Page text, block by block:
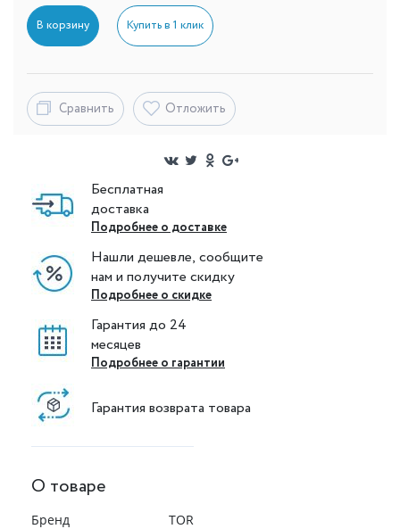
В корзину Купить в 1 клик
Сравнить Отложить
Бесплатная
доставка
Подробнее о доставке
Нашли дешевле, сообщите
нам и получите скидку
Подробнее о скидке
Гарантия до 24
месяцев
Подробнее о гарантии
Гарантия возврата товара
О товаре
Бренд
TOR